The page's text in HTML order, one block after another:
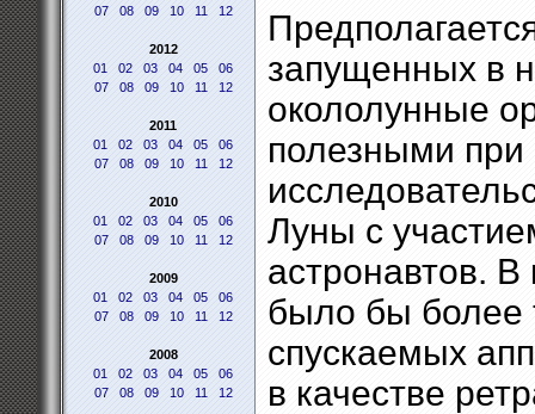
07
08 09 10 11 12
2012
01
02 03 04 05
06
07
08 09 10 11 12
2011
01
02 03 04 05
06
07
08 09 10 11 12
2010
01
02 03 04 05
06
07
08 09 10 11 12
2009
01
02 03 04 05
06
07
08 09 10 11 12
2008
01
02 03 04 05
06
07
08 09 10 11 12
запущенных в
окололунные
полезными
Луны с
астронавтов.
было бы более
спускаемых
в качестве